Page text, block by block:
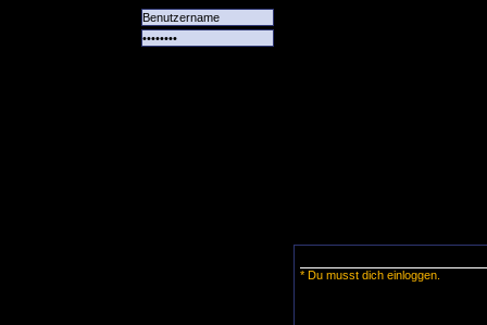
* Du musst dich einloggen.